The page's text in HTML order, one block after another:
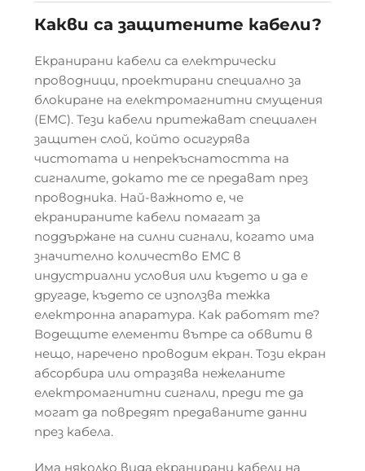
Какви са защитените кабели?
Екранирани кабели са електрически
проводници, проектирани специално за
блокиране на електромагнитни смущения
(ЕМС). Тези кабели притежават специален
защитен слой, който осигурява
чистотата и непрекъснатостта на
сигналите, докато те се предават през
проводника. Най-важното е, че
екранираните кабели помагат за
поддържане на силни сигнали, когато има
значително количество ЕМС в
индустриални условия или където и да е
другаде, където се използва тежка
електронна апаратура. Как работят те?
Водещите елементи вътре са обвити в
нещо, наречено проводим екран. Този екран
абсорбира или отразява нежеланите
електромагнитни сигнали, преди те да
могат да повредят предаваните данни
през кабела.
Има няколко вида екранирани кабели на